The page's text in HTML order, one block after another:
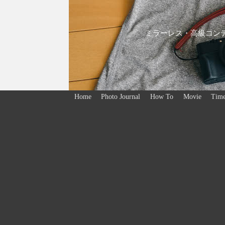
ミラーレス・高級コン
Home Photo Journal How To Movie